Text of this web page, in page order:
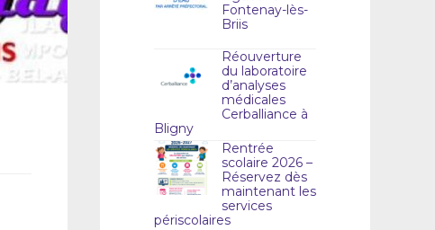
Fontenay-lès-
Briis
Réouverture
du laboratoire
d’analyses
médicales
Cerballiance à
Bligny
Rentrée
scolaire 2026 –
Réservez dès
maintenant les
services
périscolaires